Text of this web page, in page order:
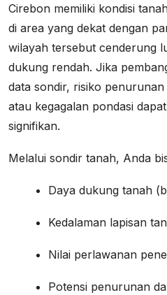
Cirebon memiliki kondisi
di area yang dekat dengan
wilayah tersebut cenderung
dukung rendah. Jika
data sondir, risiko
atau kegagalan pondasi
signifikan.
Melalui sondir tanah, Anda
Daya dukung tanah
Kedalaman lapisan
Nilai perlawanan
Potensi penurunan